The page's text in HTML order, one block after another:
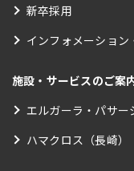
新卒採用
インフォメーショ
施設・サービスのご案
エルガーラ・パサー
ハマクロス（長崎）